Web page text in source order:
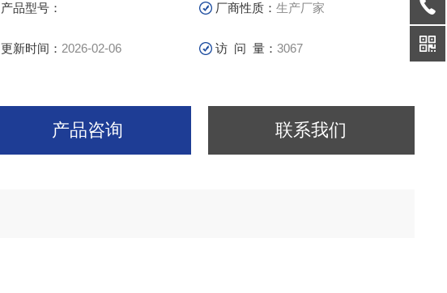
产品型号： 厂商性质：生产厂家
更新时间： 2026-02-06 访 问 量：3067
产品咨询 联系我们